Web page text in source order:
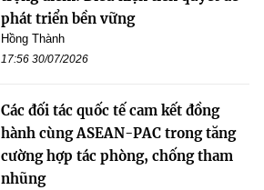
phát triển bền vững
Hồng Thành
17:56 30/07/2026
Các đối tác quốc tế cam kết đồng
hành cùng ASEAN-PAC trong tăng
cường hợp tác phòng, chống tham
nhũng